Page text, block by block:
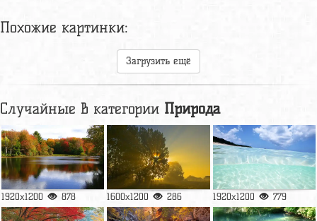
Похожие картинки:
Загрузить ещё
Случайные в категории Природа
1920x1200 878 1600x1200 286 1920x1200 779